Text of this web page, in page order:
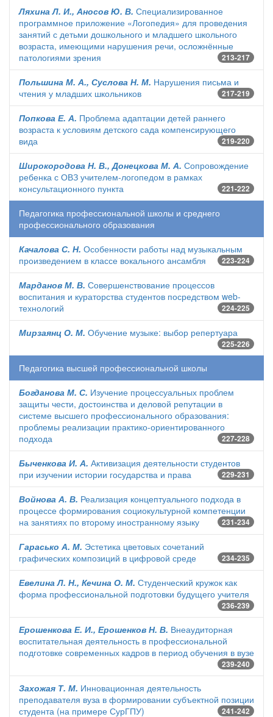
Ляхина Л. И., Аносов Ю. В. Специализированное
программное приложение «Логопедия» для проведения
занятий с детьми дошкольного и младшего школьного
возраста, имеющими нарушения речи, осложнённые
патологиями зрения
213-217
Польшина М. А., Суслова Н. М. Нарушения письма и
чтения у младших школьников
217-219
Попкова Е. А. Проблема адаптации детей раннего
возраста к условиям детского сада компенсирующего
вида
219-220
Широкородова Н. В., Донецкова М. А. Сопровождение
ребенка с ОВЗ учителем-логопедом в рамках
консультационного пункта
221-222
Педагогика профессиональной школы и среднего
профессионального образования
Качалова С. Н. Особенности работы над музыкальным
произведением в классе вокального ансамбля
223-224
Марданов М. В. Совершенствование процессов
воспитания и кураторства студентов посредством web-
технологий
224-225
Мирзаянц О. М. Обучение музыке: выбор репертуара
225-226
Педагогика высшей профессиональной школы
Богданова М. С. Изучение процессуальных проблем
защиты чести, достоинства и деловой репутации в
системе высшего профессионального образования:
проблемы реализации практико-ориентированного
подхода
227-228
Быченкова И. А. Активизация деятельности студентов
при изучении истории государства и права
229-231
Войнова А. В. Реализация концептуального подхода в
процессе формирования социокультурной компетенции
на занятиях по второму иностранному языку
231-234
Гарасько А. М. Эстетика цветовых сочетаний
графических композиций в цифровой среде
234-235
Евелина Л. Н., Кечина О. М. Студенческий кружок как
форма профессиональной подготовки будущего учителя
236-239
Ерошенкова Е. И., Ерошенков Н. В. Внеаудиторная
воспитательная деятельность в профессиональной
подготовке современных кадров в период обучения в вузе
239-240
Захожая Т. М. Инновационная деятельность
преподавателя вуза в формировании субъектной позиции
студента (на примере СурГПУ)
241-242